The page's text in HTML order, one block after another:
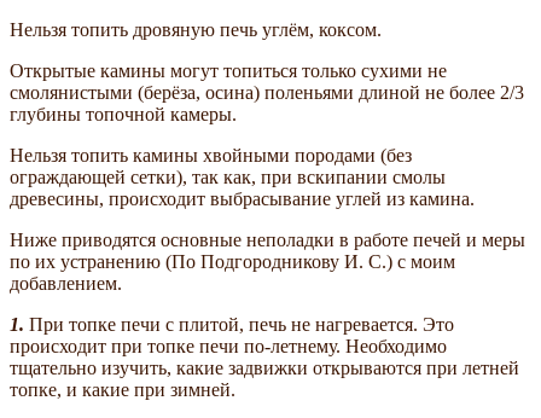
Нельзя топить дровяную печь углём, коксом.
Открытые камины могут топиться только сухими не
смолянистыми (берёза, осина) поленьями длиной не более 2/3
глубины топочной камеры.
Нельзя топить камины хвойными породами (без
ограждающей сетки), так как, при вскипании смолы
древесины, происходит выбрасывание углей из камина.
Ниже приводятся основные неполадки в работе печей и меры
по их устранению (По Подгородникову И. С.) с моим
добавлением.
1. При топке печи с плитой, печь не нагревается. Это
происходит при топке печи по-летнему. Необходимо
тщательно изучить, какие задвижки открываются при летней
топке, и какие при зимней.